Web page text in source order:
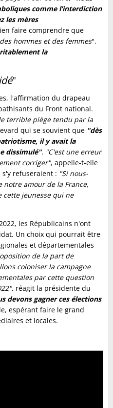
comme l’interdiction
les mères
faire comprendre que
hommes et des femmes".
la
"
l'affirmation du drapeau
du Front national.
terrible piège tendu par la
qui se souvient que "dès
il y avait la
dissimulé". "C'est une erreur
corriger", appelle-t-elle
refuseraient : "Si nous-
notre amour de la France,
jeunesse qui ne
les Républicains n'ont
Un choix qui pourrait être
et départementales
de la part de
coloniser la campagne
par cette question
, réagit la présidente du
devons gagner ces élections
espérant faire le grand
et locales.